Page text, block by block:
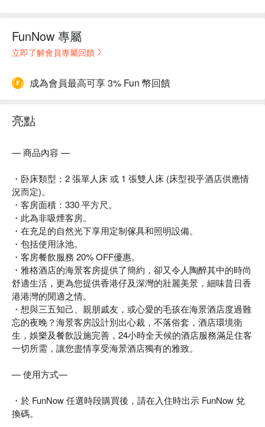
FunNow 專屬
立即了解會員專屬回饋
成為會員最高可享 3% Fun 幣回饋
亮點
— 商品內容 —
・卧床類型：2 張單人床 或 1 張雙人床 (床型視乎酒店供應情
況而定)。
・客房面積：330 平方尺。
・此為非吸煙客房。
・在充足的自然光下享用定制傢具和照明設備。
・包括使用泳池。
・客房餐飲服務 20% OFF優惠。
・雅格酒店的海景客房提供了簡約，卻又令人陶醉其中的時尚
舒適生活，更為您提供香港仔及深灣的壯麗美景，細味昔日香
港港灣的閒適之情。
・想與三五知己、親朋戚友，或心愛的毛孩在海景酒店度過難
忘的夜晚？海景客房設計別出心裁，不落俗套，酒店環境衛
生，娛樂及餐飲設施完善，24小時全天候的酒店服務滿足住客
一切所需，讓您盡情享受海景酒店獨有的雅致。
— 使用方式—
・於 FunNow 任選時段購買後，請在入住時出示 FunNow 兌
換碼。